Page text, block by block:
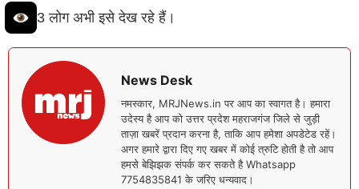
3 लोग अभी इसे देख रहे हैं।
News Desk
नमस्कार, MRJNews.in पर आप का स्वागत है। हमारा
उदेस्य है आप को उत्तर प्रदेश महराजगंज जिले से जुड़ी
ताज़ा खबरें प्रदान करना है, ताकि आप हमेशा अपडेटेड रहें।
अगर हमारे द्वारा दिए गए खबर में कोई त्रुटि होती है तो आप
हमसे बेझिझक संपर्क कर सकते है Whatsapp
7754835841 के जरिए धन्यवाद।